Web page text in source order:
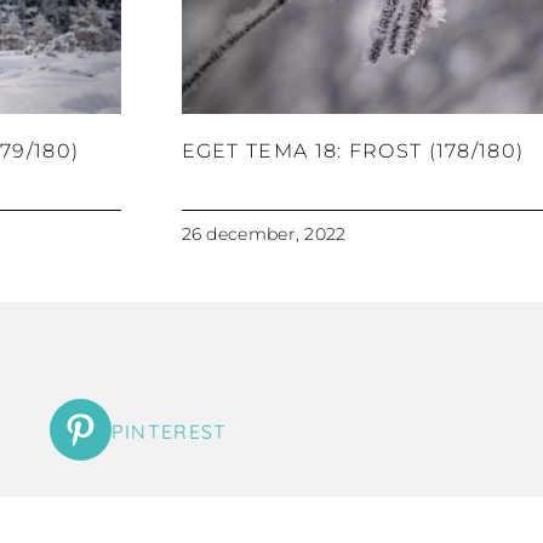
180) EGET TEMA 18: FROST (178/180)
26 december, 2022
PINTEREST